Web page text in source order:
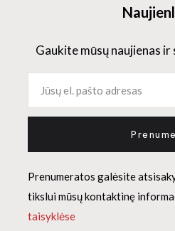
Gaukite mūsų naujienas
Prenumeratos galėsite
tikslui mūsų kontaktinę
taisyklėse